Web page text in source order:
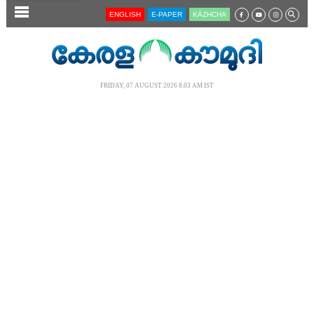
SECTIONS ENGLISH E-PAPER KĀZHCHA
FRIDAY, 07 AUGUST 2026 8.03 AM IST